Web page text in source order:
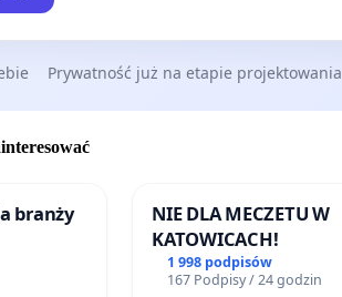
Prywatność już na etapie projektowania
branży
NIE DLA MECZETU W
KATOWICACH!
1 998 podpisów
167 Podpisy / 24 godzin